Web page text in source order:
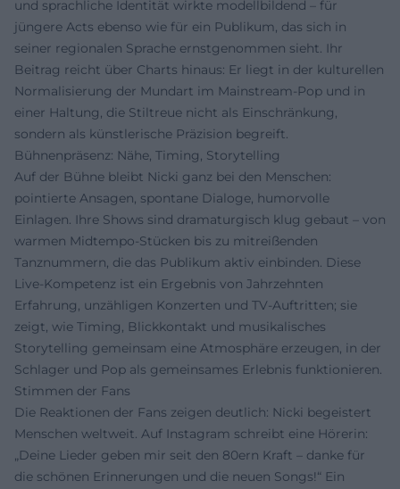
und sprachliche Identität wirkte modellbildend – für
jüngere Acts ebenso wie für ein Publikum, das sich in
seiner regionalen Sprache ernstgenommen sieht. Ihr
Beitrag reicht über Charts hinaus: Er liegt in der kulturellen
Normalisierung der Mundart im Mainstream-Pop und in
einer Haltung, die Stiltreue nicht als Einschränkung,
sondern als künstlerische Präzision begreift.
Bühnenpräsenz: Nähe, Timing, Storytelling
Auf der Bühne bleibt Nicki ganz bei den Menschen:
pointierte Ansagen, spontane Dialoge, humorvolle
Einlagen. Ihre Shows sind dramaturgisch klug gebaut – von
warmen Midtempo-Stücken bis zu mitreißenden
Tanznummern, die das Publikum aktiv einbinden. Diese
Live-Kompetenz ist ein Ergebnis von Jahrzehnten
Erfahrung, unzähligen Konzerten und TV-Auftritten; sie
zeigt, wie Timing, Blickkontakt und musikalisches
Storytelling gemeinsam eine Atmosphäre erzeugen, in der
Schlager und Pop als gemeinsames Erlebnis funktionieren.
Stimmen der Fans
Die Reaktionen der Fans zeigen deutlich: Nicki begeistert
Menschen weltweit. Auf Instagram schreibt eine Hörerin:
„Deine Lieder geben mir seit den 80ern Kraft – danke für
die schönen Erinnerungen und die neuen Songs!“ Ein